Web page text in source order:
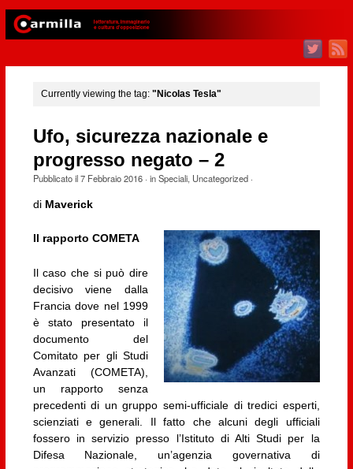
Currently viewing the tag: "Nicolas Tesla"
Ufo, sicurezza nazionale e
progresso negato – 2
Pubblicato il7 Febbraio 2016· inSpeciali, Uncategorized·
di Maverick
Il rapporto COMETA
Il caso che si può dire
decisivo viene dalla
Francia dove nel 1999
è stato presentato il
documento del
Comitato per gli Studi
Avanzati (COMETA),
un rapporto senza
precedenti di un gruppo semi-ufficiale di tredici esperti,
scienziati e generali. Il fatto che alcuni degli ufficiali
fossero in servizio presso l’Istituto di Alti Studi per la
Difesa Nazionale, un’agenzia governativa di